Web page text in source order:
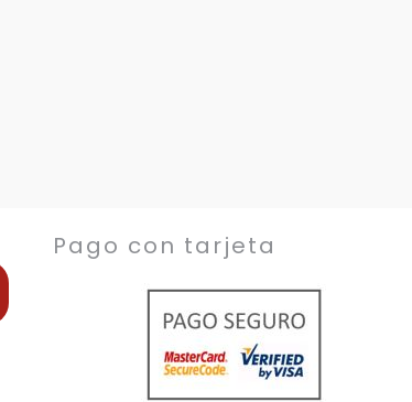
Pago con tarjeta